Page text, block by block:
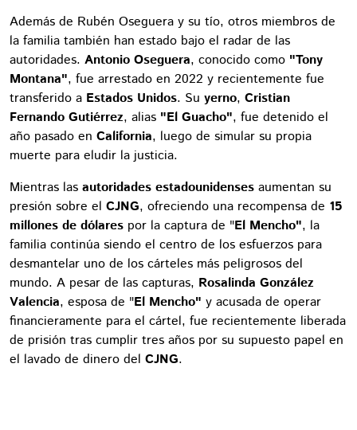
Además de Rubén Oseguera y su tío, otros miembros de
la familia también han estado bajo el radar de las
autoridades. Antonio Oseguera, conocido como "Tony
Montana", fue arrestado en 2022 y recientemente fue
transferido a Estados Unidos. Su yerno, Cristian
Fernando Gutiérrez, alias "El Guacho", fue detenido el
año pasado en California, luego de simular su propia
muerte para eludir la justicia.
Mientras las autoridades estadounidenses aumentan su
presión sobre el CJNG, ofreciendo una recompensa de 15
millones de dólares por la captura de "El Mencho", la
familia continúa siendo el centro de los esfuerzos para
desmantelar uno de los cárteles más peligrosos del
mundo. A pesar de las capturas, Rosalinda González
Valencia, esposa de "El Mencho" y acusada de operar
financieramente para el cártel, fue recientemente liberada
de prisión tras cumplir tres años por su supuesto papel en
el lavado de dinero del CJNG.